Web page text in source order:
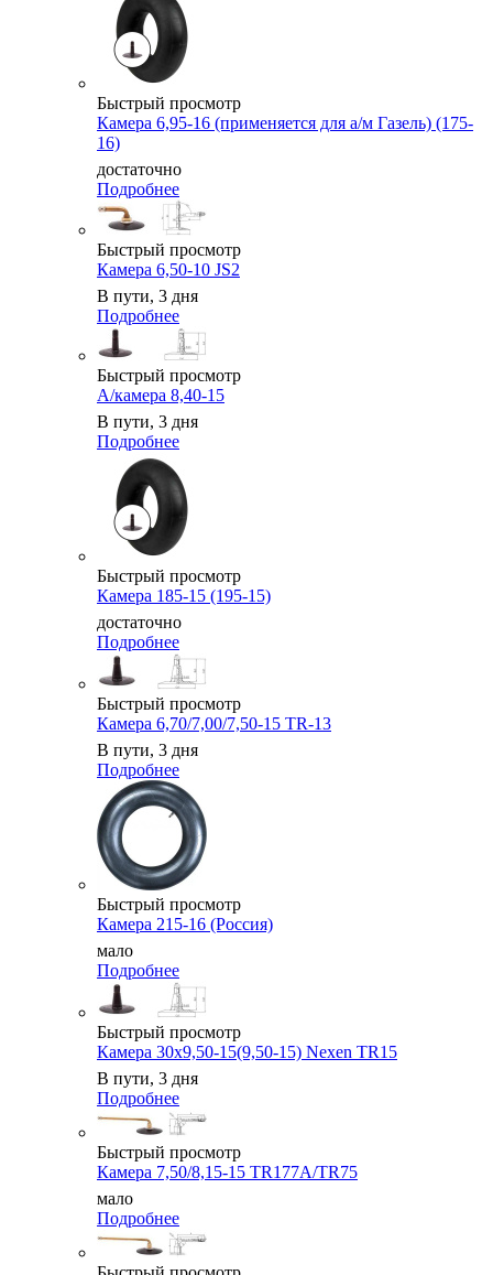
Быстрый просмотр
Камера 6,95-16 (применяется для а/м Газель) (175-
16)
достаточно
Подробнее
Быстрый просмотр
Камера 6,50-10 JS2
В пути, 3 дня
Подробнее
Быстрый просмотр
А/камера 8,40-15
В пути, 3 дня
Подробнее
Быстрый просмотр
Камера 185-15 (195-15)
достаточно
Подробнее
Быстрый просмотр
Камера 6,70/7,00/7,50-15 TR-13
В пути, 3 дня
Подробнее
Быстрый просмотр
Камера 215-16 (Россия)
мало
Подробнее
Быстрый просмотр
Камера 30x9,50-15(9,50-15) Nexen TR15
В пути, 3 дня
Подробнее
Быстрый просмотр
Камера 7,50/8,15-15 TR177A/TR75
мало
Подробнее